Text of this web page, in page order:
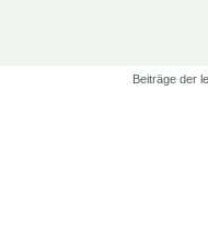
Beiträge der